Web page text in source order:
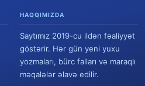
HAQQIMIZDA
Saytımız 2019-cu ildən fəaliyyət
göstərir. Hər gün yeni yuxu
yozmaları, bürc falları və maraqlı
məqalələr əlavə edilir.